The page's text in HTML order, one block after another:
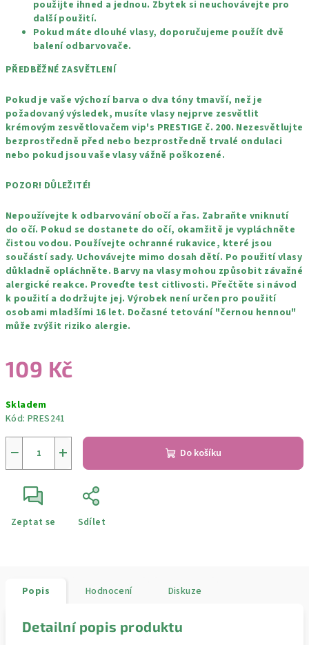
použijte ihned a jednou. Zbytek si neuchovávejte pro
další použití.
Pokud máte dlouhé vlasy, doporučujeme použít dvě
balení odbarvovače.
PŘEDBĚŽNÉ ZASVĚTLENÍ
Pokud je vaše výchozí barva o dva tóny tmavší, než je
požadovaný výsledek, musíte vlasy nejprve zesvětlit
krémovým zesvětlovačem vip's PRESTIGE č. 200. Nezesvětlujte
bezprostředně před nebo bezprostředně trvalé ondulaci
nebo pokud jsou vaše vlasy vážně poškozené.
POZOR! DŮLEŽITÉ!
Nepoužívejte k odbarvování obočí a řas. Zabraňte vniknutí
do očí. Pokud se dostanete do očí, okamžitě je vypláchněte
čistou vodou. Používejte ochranné rukavice, které jsou
součástí sady. Uchovávejte mimo dosah dětí. Po použití vlasy
důkladně opláchněte. Barvy na vlasy mohou způsobit závažné
alergické reakce. Proveďte test citlivosti. Přečtěte si návod
k použití a dodržujte jej. Výrobek není určen pro použití
osobami mladšími 16 let. Dočasné tetování "černou hennou"
může zvýšit riziko alergie.
109 Kč
cena:
Skladem
Kód: PRES241
+
− Do košíku
Zeptat se Sdílet
Popis Hodnocení Diskuze
Detailní popis produktu